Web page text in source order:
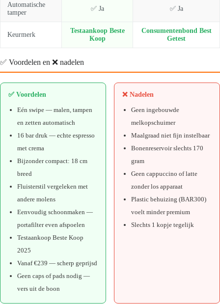
Automatische
tamper
✅ Ja ✅ Ja
Keurmerk
Testaankoop Beste
Koop
Consumentenbond Best
Getest
✅ Voordelen en ❌ nadelen
✅ Voordelen
Eén swipe — malen, tampen
en zetten automatisch
16 bar druk — echte espresso
met crema
Bijzonder compact: 18 cm
breed
Fluisterstil vergeleken met
andere molens
Eenvoudig schoonmaken —
portafilter even afspoelen
Testaankoop Beste Koop
2025
Vanaf €239 — scherp geprijsd
Geen caps of pads nodig —
vers uit de boon
❌ Nadelen
Geen ingebouwde
melkopschuimer
Maalgraad niet fijn instelbaar
Bonenreservoir slechts 170
gram
Geen cappuccino of latte
zonder los apparaat
Plastic behuizing (BAR300)
voelt minder premium
Slechts 1 kopje tegelijk